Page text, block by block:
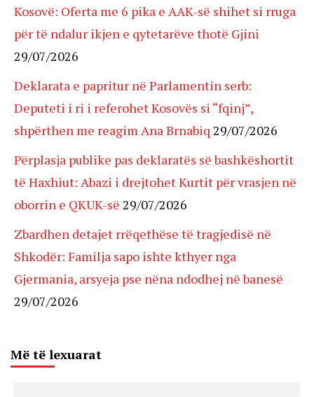
Kosovë: Oferta me 6 pika e AAK-së shihet si rruga
për të ndalur ikjen e qytetarëve thotë Gjini
29/07/2026
Deklarata e papritur në Parlamentin serb:
Deputeti i ri i referohet Kosovës si “fqinj”,
shpërthen me reagim Ana Brnabiq 29/07/2026
Përplasja publike pas deklaratës së bashkëshortit
të Haxhiut: Abazi i drejtohet Kurtit për vrasjen në
oborrin e QKUK-së 29/07/2026
Zbardhen detajet rrëqethëse të tragjedisë në
Shkodër: Familja sapo ishte kthyer nga
Gjermania, arsyeja pse nëna ndodhej në banesë
29/07/2026
Më të lexuarat